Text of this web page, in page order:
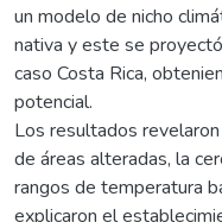
un modelo de nicho
nativa y este se
caso Costa Rica,
potencial.
Los resultados
de áreas alteradas, la
rangos de temperatura
explicaron el